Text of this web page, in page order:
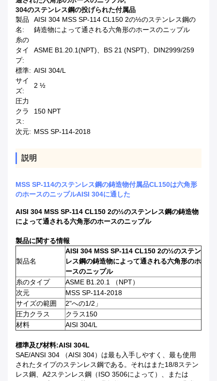
304のステンレス鋼の投げられた付属品
製品
名:
AISI 304 MSS SP-114 CL150 2の½のステンレス鋼の
鋳造物によって通される六角形のホースのニップル
糸の
タイ
プ:
ASME B1.20.1(NPT)、BS 21 (NSPT)、DIN2999/259
標準: AISI 304/L
サイ
ズ:
2 ½
圧力
クラ
ス:
150 NPT
次元: MSS SP-114-2018
説明
MSS SP-114のステンレス鋼の鋳造物付属品CL150は六角形
のホースのニップルAISI 304に通した
AISI 304 MSS SP-114 CL150 2の½のステンレス鋼の鋳造物
によって通される六角形のホースのニップル
製品に関する情報
製品名
AISI 304 MSS SP-114 CL150 2の½のステン
レス鋼の鋳造物によって通される六角形のホ
ースのニップル
糸のタイプ
ASME B1.20.1 （NPT）
次元
MSS SP-114-2018
サイズの範囲
2"への1/2」
圧力クラス
クラス150
材料
AISI 304/L
標準及び材料:AISI 304L
SAE/ANSI 304 （AISI 304）は最も入手しやすく、最も使用
されたタイプのステンレス鋼である。それはまた18/8ステン
レス鋼、A2ステンレス鋼（ISO 3506によって）、または